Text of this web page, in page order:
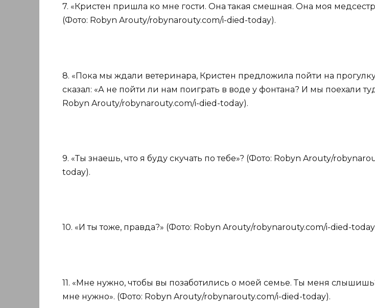
7. «Кристен пришла ко мне гости. Она такая смешная. Она моя
(Фото: Robyn Arouty/robynarouty.com/i-died-today).
8. «Пока мы ждали ветеринара, Кристен предложила пойти на
сказал: «А не пойти ли нам поиграть в воде у фонтана? И мы поехали
Robyn Arouty/robynarouty.com/i-died-today).
9. «Ты знаешь, что я буду скучать по тебе»? (Фото: Robyn Arouty/
today).
10. «И ты тоже, правда?» (Фото: Robyn Arouty/robynarouty.com/i-died-
11. «Мне нужно, чтобы вы позаботились о моей семье. Ты меня
мне нужно». (Фото: Robyn Arouty/robynarouty.com/i-died-today).